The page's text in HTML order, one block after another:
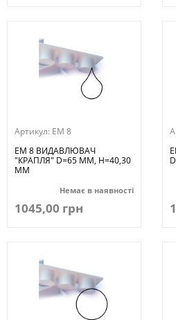
Артикул: EM 8
EM 8 ВИДАВЛЮВАЧ
"КРАПЛЯ" D=65 MM, H=40,30
MM
Немає в наявності
1045,00 грн